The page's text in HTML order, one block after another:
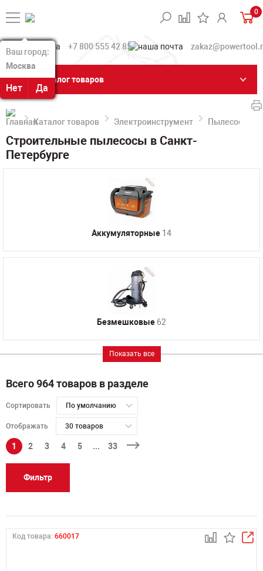
Ваш город:
Москва
Нет Да
Ваш город:
Москва
Нет Да
0
+7 800 555 42 85
Каталог товаров
Каталог товаров Электроинструмент Пылесосы
Строительные пылесосы в Санкт-
Петербурге
Аккумуляторные 14
Безмешковые 62
Показать все
Всего 964 товаров в разделе
Сортировать По умолчанию
Отображать 30 товаров
1 2 3 4 5 ... 33
Фильтр
Код товара: 660017